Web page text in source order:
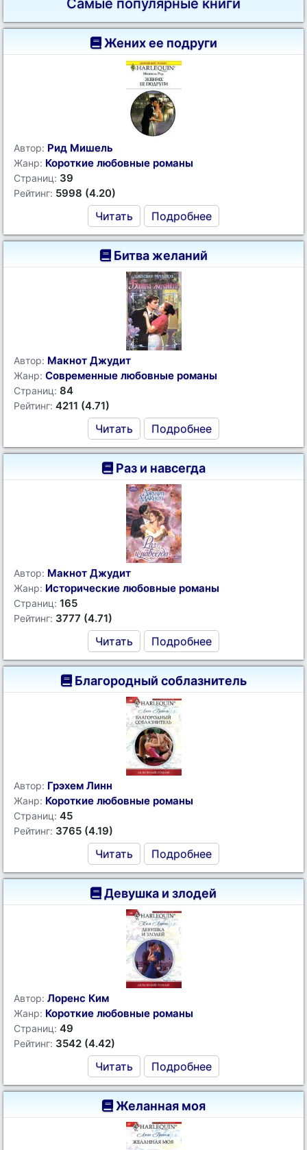
Самые популярные книги
Жених ее подруги
Автор: Рид Мишель
Жанр: Короткие любовные романы
Страниц: 39
Рейтинг: 5998 (4.20)
Читать Подробнее
Битва желаний
Автор: Макнот Джудит
Жанр: Современные любовные романы
Страниц: 84
Рейтинг: 4211 (4.71)
Читать Подробнее
Раз и навсегда
Автор: Макнот Джудит
Жанр: Исторические любовные романы
Страниц: 165
Рейтинг: 3777 (4.71)
Читать Подробнее
Благородный соблазнитель
Автор: Грэхем Линн
Жанр: Короткие любовные романы
Страниц: 45
Рейтинг: 3765 (4.19)
Читать Подробнее
Девушка и злодей
Автор: Лоренс Ким
Жанр: Короткие любовные романы
Страниц: 49
Рейтинг: 3542 (4.42)
Читать Подробнее
Желанная моя